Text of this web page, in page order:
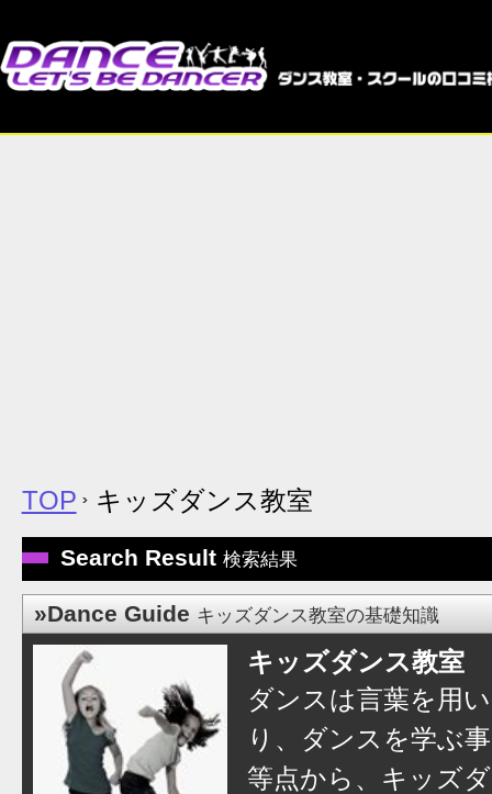
TOP キッズダンス教室
Search Result 検索結果
»Dance Guide キッズダンス教室の基礎知識
キッズダンス教室
ダンスは言葉を用
り、ダンスを学ぶ
等点から、キッズ